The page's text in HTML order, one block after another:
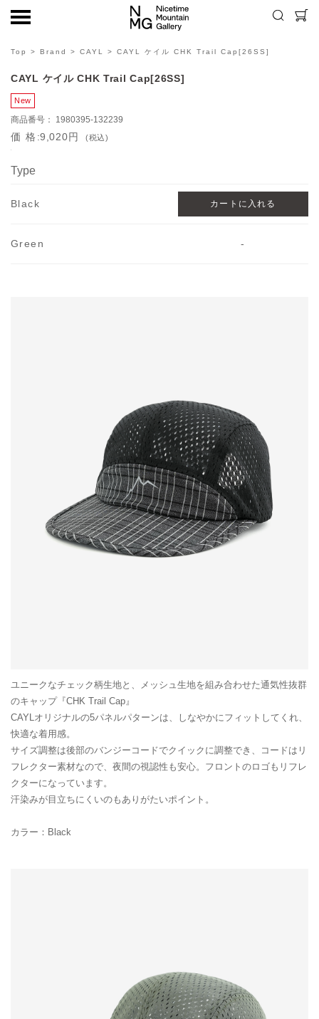
Top > Brand > CAYL > CAYL ケイル CHK Trail Cap[26SS]
CAYL ケイル CHK Trail Cap[26SS]
1980395-132239
価格9,020円 (税込)
Type
Black
Green -
ユニークなチェック柄生地と、メッシュ生地を組み合わせた通気性抜群
のキャップ『CHK Trail Cap』
CAYLオリジナルの5パネルパターンは、しなやかにフィットしてくれ、
快適な着用感。
サイズ調整は後部のバンジーコードでクイックに調整でき、コードはリ
フレクター素材なので、夜間の視認性も安心。フロントのロゴもリフレ
クターになっています。
汗染みが目立ちにくいのもありがたいポイント。
カラー：Black